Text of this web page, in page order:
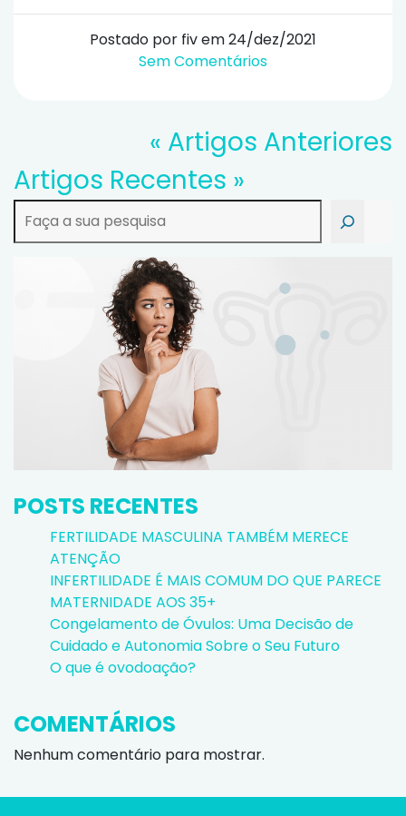
Postado por fiv em 24/dez/2021
Sem Comentários
« Artigos Anteriores
Artigos Recentes »
POSTS RECENTES
FERTILIDADE MASCULINA TAMBÉM MERECE
ATENÇÃO
INFERTILIDADE É MAIS COMUM DO QUE PARECE
MATERNIDADE AOS 35+
Congelamento de Óvulos: Uma Decisão de
Cuidado e Autonomia Sobre o Seu Futuro
O que é ovodoação?
COMENTÁRIOS
Nenhum comentário para mostrar.